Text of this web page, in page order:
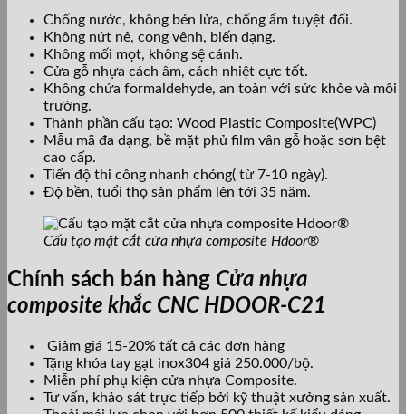
Chống nước, không bén lửa, chống ẩm tuyệt đối.
Không nứt nẻ, cong vênh, biến dạng.
Không mối mọt, không sệ cánh.
Cửa gỗ nhựa cách âm, cách nhiệt cực tốt.
Không chứa formaldehyde, an toàn với sức khỏe và môi
trường.
Thành phần cấu tạo: Wood Plastic Composite(WPC)
Mẫu mã đa dạng, bề mặt phủ film vân gỗ hoặc sơn bệt
cao cấp.
Tiến độ thi công nhanh chóng( từ 7-10 ngày).
Độ bền, tuổi thọ sản phẩm lên tới 35 năm.
Cấu tạo mặt cắt cửa nhựa composite Hdoor®
Chính sách bán hàng Cửa nhựa
composite khắc CNC HDOOR-C21
Giảm giá 15-20% tất cả các đơn hàng
Tặng khóa tay gạt inox304 giá 250.000/bộ.
Miễn phí phụ kiện cửa nhựa Composite.
Tư vấn, khảo sát trực tiếp bởi kỹ thuật xưởng sản xuất.